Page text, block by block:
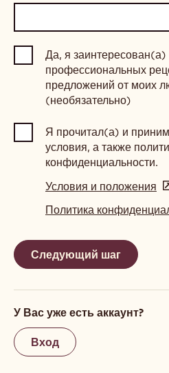
Да, я
профессиональных
предложений от моих
(необязательно)
Я прочитал(а) и
условия, а также
конфиденциальности.
Условия и положения
a
Политика
У Вас уже есть аккаунт?
Вход